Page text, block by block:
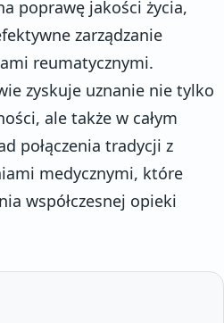
poprawę jakości życia,
zarządzanie
reumatycznymi.
zyskuje uznanie nie tylko
ale także w całym
połączenia tradycji z
medycznymi, które
współczesnej opieki